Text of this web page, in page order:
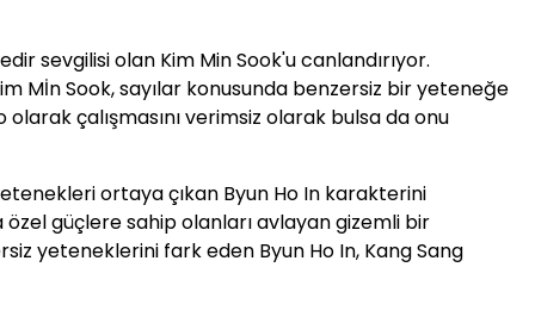
sevgilisi olan Kim Min Sook'u canlandırıyor.
Mİn Sook, sayılar konusunda benzersiz bir yeteneğe
çalışmasını verimsiz olarak bulsa da onu
ortaya çıkan Byun Ho In karakterini
özelgüçlere sahip olanları avlayan gizemli bir
yeteneklerini fark eden Byun Ho In, Kang Sang